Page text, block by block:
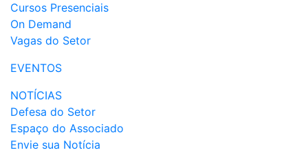
Cursos Presenciais
On Demand
Vagas do Setor
EVENTOS
NOTÍCIAS
Defesa do Setor
Espaço do Associado
Envie sua Notícia